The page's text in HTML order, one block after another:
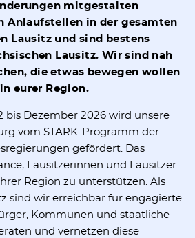
mitgestalten
Anlaufstellen in der gesamten
Lausitz und sind bestens
Lausitz. Wir sind nah
die etwas bewegen wollen
eurer Region.
bis Dezember 2026 wird unsere
vom STARK-Programm der
gefördert. Das
Lausitzerinnen und Lausitzer
Region zu unterstützen. Als
sind wir erreichbar für engagierte
Kommunen und staatliche
und vernetzen diese